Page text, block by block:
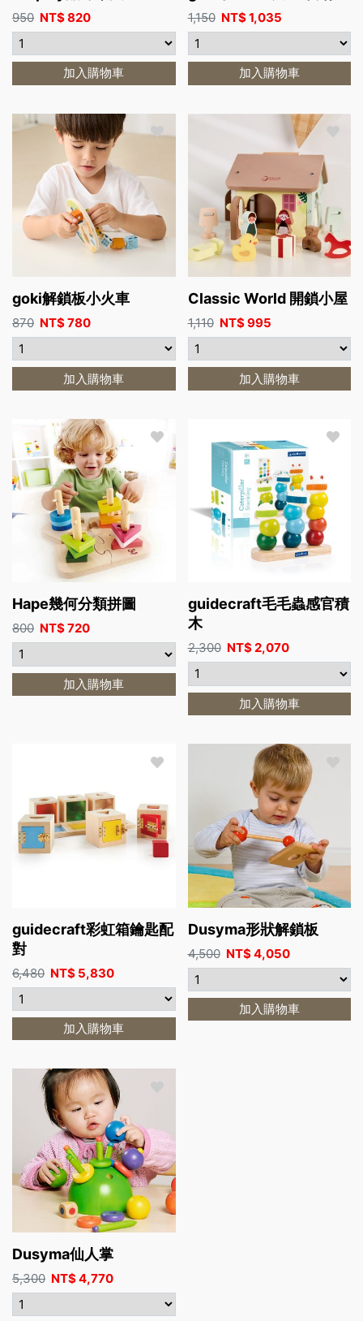
950 NT$820
加入購物車
1,150 NT$1,035
加入購物車
goki解鎖板小火車
870 NT$780
加入購物車
Classic World 開鎖小屋
1,110 NT$995
加入購物車
Hape幾何分類拼圖
800 NT$720
加入購物車
guidecraft毛毛蟲感官積
木
2,300 NT$2,070
加入購物車
guidecraft彩虹箱鑰匙配
對
6,480 NT$ 5,830
加入購物車
Dusyma形狀解鎖板
4,500 NT$4,050
加入購物車
Dusyma仙人掌
5,300 NT$4,770